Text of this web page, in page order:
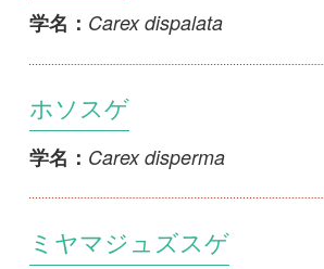
ミヤマジュズスゲ
学名：Carex dissitiflora subsp. dissitiflora
コタヌキラン
ミタケスゲ